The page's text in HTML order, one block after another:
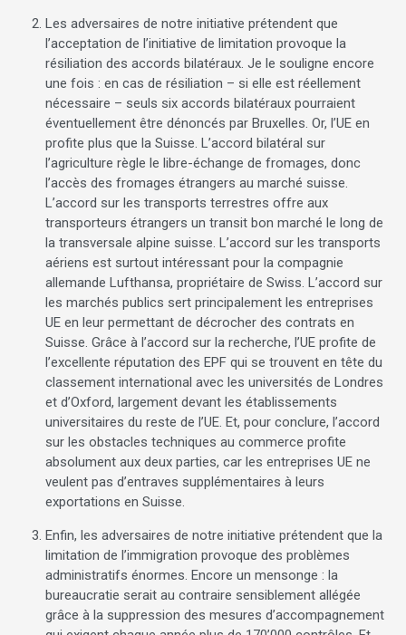
Les adversaires de notre initiative prétendent que
l’acceptation de l’initiative de limitation provoque la
résiliation des accords bilatéraux. Je le souligne encore
une fois : en cas de résiliation – si elle est réellement
nécessaire – seuls six accords bilatéraux pourraient
éventuellement être dénoncés par Bruxelles. Or, l’UE en
profite plus que la Suisse. L’accord bilatéral sur
l’agriculture règle le libre-échange de fromages, donc
l’accès des fromages étrangers au marché suisse.
L’accord sur les transports terrestres offre aux
transporteurs étrangers un transit bon marché le long de
la transversale alpine suisse. L’accord sur les transports
aériens est surtout intéressant pour la compagnie
allemande Lufthansa, propriétaire de Swiss. L’accord sur
les marchés publics sert principalement les entreprises
UE en leur permettant de décrocher des contrats en
Suisse. Grâce à l’accord sur la recherche, l’UE profite de
l’excellente réputation des EPF qui se trouvent en tête du
classement international avec les universités de Londres
et d’Oxford, largement devant les établissements
universitaires du reste de l’UE. Et, pour conclure, l’accord
sur les obstacles techniques au commerce profite
absolument aux deux parties, car les entreprises UE ne
veulent pas d’entraves supplémentaires à leurs
exportations en Suisse.
Enfin, les adversaires de notre initiative prétendent que la
limitation de l’immigration provoque des problèmes
administratifs énormes. Encore un mensonge : la
bureaucratie serait au contraire sensiblement allégée
grâce à la suppression des mesures d’accompagnement